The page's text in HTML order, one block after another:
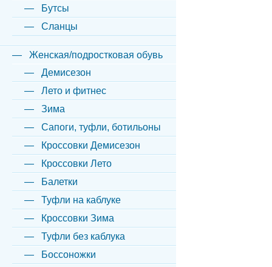
Бутсы
Сланцы
Женская/подростковая обувь
Демисезон
Лето и фитнес
Зима
Сапоги, туфли, ботильоны
Кроссовки Демисезон
Кроссовки Лето
Балетки
Туфли на каблуке
Кроссовки Зима
Туфли без каблука
Боссоножки